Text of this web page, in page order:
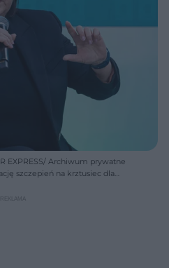
EXPRESS/ Archiwum prywatne
szczepień na krztusiec dla